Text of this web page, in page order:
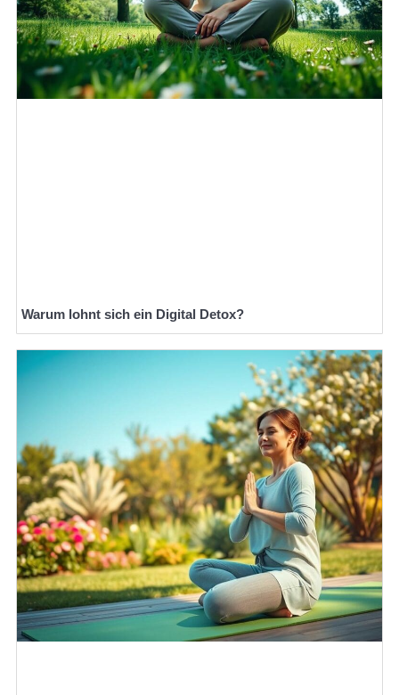
Warum lohnt sich ein Digital Detox?